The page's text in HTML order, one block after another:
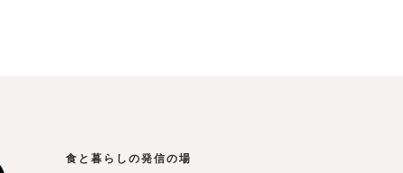
食と暮らしの発信の場